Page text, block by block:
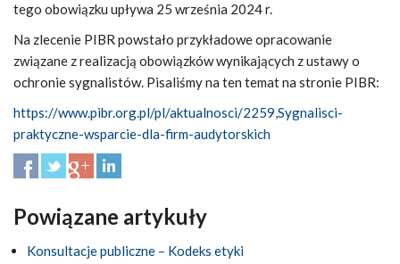
tego obowiązku upływa 25 września 2024 r.
Na zlecenie PIBR powstało przykładowe opracowanie
związane z realizacją obowiązków wynikających z ustawy o
ochronie sygnalistów. Pisaliśmy na ten temat na stronie PIBR:
https://www.pibr.org.pl/pl/aktualnosci/2259,Sygnalisci-
praktyczne-wsparcie-dla-firm-audytorskich
Powiązane artykuły
Konsultacje publiczne – Kodeks etyki